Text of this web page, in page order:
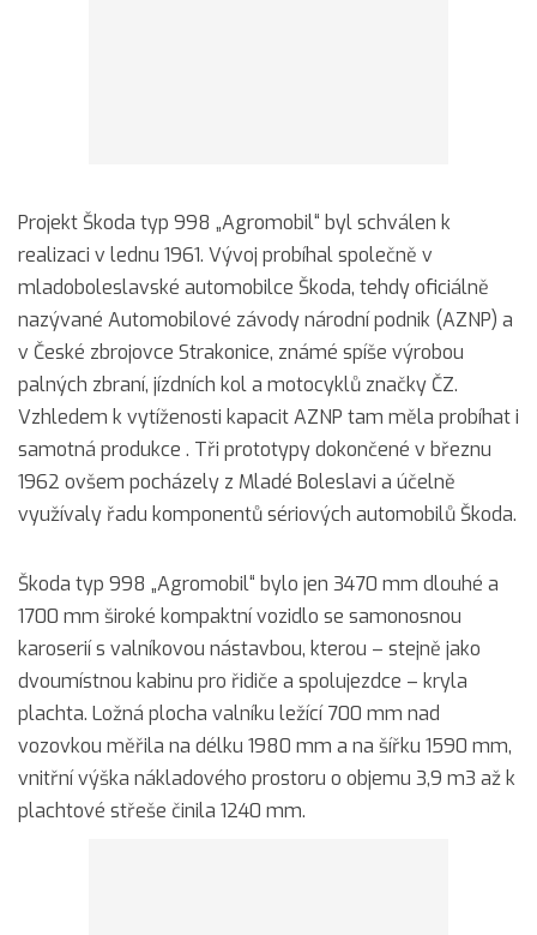
Projekt Škoda typ 998 „Agromobil“ byl schválen k
realizaci v lednu 1961. Vývoj probíhal společně v
mladoboleslavské automobilce Škoda, tehdy oficiálně
nazývané Automobilové závody národní podnik (AZNP) a
v České zbrojovce Strakonice, známé spíše výrobou
palných zbraní, jízdních kol a motocyklů značky ČZ.
Vzhledem k vytíženosti kapacit AZNP tam měla probíhat i
samotná produkce . Tři prototypy dokončené v březnu
1962 ovšem pocházely z Mladé Boleslavi a účelně
využívaly řadu komponentů sériových automobilů Škoda.
Škoda typ 998 „Agromobil“ bylo jen 3470 mm dlouhé a
1700 mm široké kompaktní vozidlo se samonosnou
karoserií s valníkovou nástavbou, kterou – stejně jako
dvoumístnou kabinu pro řidiče a spolujezdce – kryla
plachta. Ložná plocha valníku ležící 700 mm nad
vozovkou měřila na délku 1980 mm a na šířku 1590 mm,
vnitřní výška nákladového prostoru o objemu 3,9 m3 až k
plachtové střeše činila 1240 mm.